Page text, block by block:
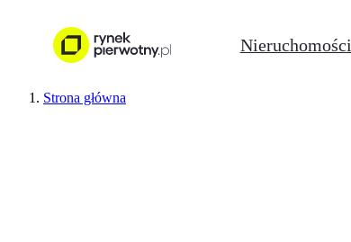
Nieruchomości
Strona główna